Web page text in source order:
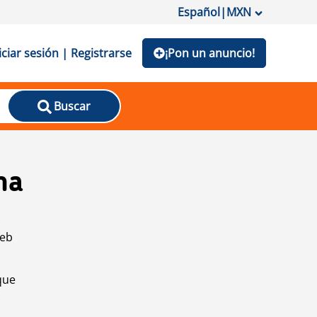
Español|MXN
sesión | Registrarse ¡Pon un anuncio!
Buscar